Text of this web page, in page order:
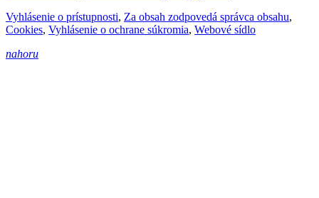
Vyhlásenie o prístupnosti, Za obsah zodpovedá správca obsahu,
Cookies, Vyhlásenie o ochrane súkromia, Webové sídlo
nahoru